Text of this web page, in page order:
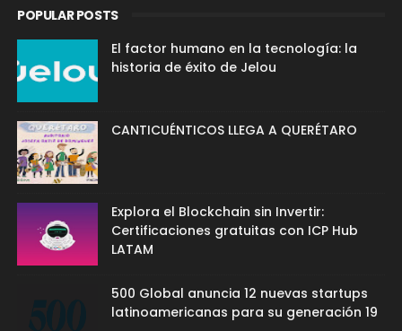
POPULAR POSTS
El factor humano en la tecnología: la
historia de éxito de Jelou
CANTICUÉNTICOS LLEGA A QUERÉTARO
Explora el Blockchain sin Invertir:
Certificaciones gratuitas con ICP Hub
LATAM
500 Global anuncia 12 nuevas startups
latinoamericanas para su generación 19